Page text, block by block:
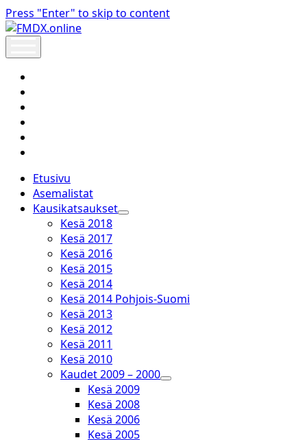
Press "Enter" to skip to content
FMDX.online
menu
Etusivu
Asemalistat
Kausikatsaukset
open
Kesä 2018
Kesä 2017
Kesä 2016
Kesä 2015
Kesä 2014
Kesä 2014 Pohjois-Suomi
Kesä 2013
Kesä 2012
Kesä 2011
Kesä 2010
Kaudet 2009 – 2000
open
Kesä 2009
Kesä 2008
Kesä 2006
Kesä 2005